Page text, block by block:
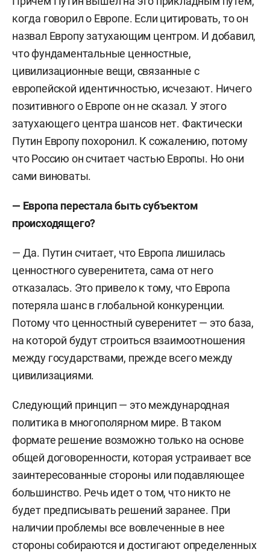
страны. Был членом оргкомитета
объединенного конгресса русской общины
Латвии и активистом штаба защиты русских
школ. Был инициатором объединенного
конгресса русских общин Латвии и одним из
лидеров штаба защиты русских школ. За эту
деятельность в 2004 году депортирован из
Латвии. Работал в партии «Родина», был одним
из идеологов движения «Местные» и руководил
молодежным клубом при «Молодой гвардии»
«Единой России». Был консультантом (по
Российской Федерации и членом центрального
совета Всероссийского общества охраны
природы. Был советником главы ДНР
Захарченко. После его трагической смерти
уехал в Москву. Был первым заместителем
председателя партии «За Правду».
когда говорил о Европе. Если цитировать, то он
назвал Европу затухающим центром. И добавил,
что фундаментальные ценностные,
цивилизационные вещи, связанные с
европейской идентичностью, исчезают. Ничего
позитивного о Европе он не сказал. У этого
затухающего центра шансов нет. Фактически
Путин Европу похоронил. К сожалению, потому
что Россию он считает частью Европы. Но они
сами виноваты.
— Европа перестала бытьсубъектом
происходящего?
— Да. Путин считает, что Европа лишилась
ценностного суверенитета, сама от него
отказалась. Это привело к тому, что Европа
потеряла шанс в глобальной конкуренции.
Потому что ценностный суверенитет — это база,
на которой будут строиться взаимоотношения
между государствами, прежде всего между
цивилизациями.
Следующий принцип — это международная
политика в многополярном мире. В таком
формате решение возможно только на основе
общей договоренности, которая устраивает все
заинтересованные стороны или подавляющее
большинство. Речь идет о том, что никто не
будет предписывать решений заранее. При
наличии проблемы все вовлеченные в нее
стороны собираются и достигают определенных